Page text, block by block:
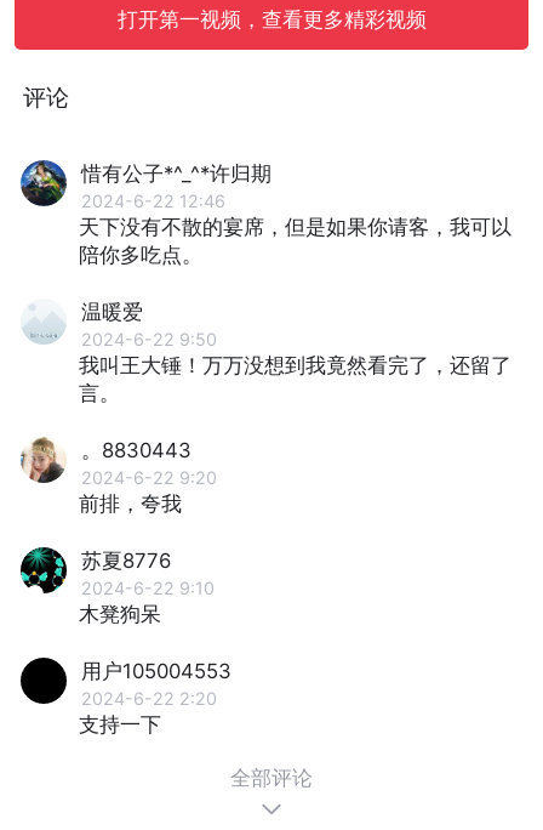
打开第一视频，查看更多精彩视频
评论
惜有公子*^_^*许归期
2024-6-22 12:46
天下没有不散的宴席，但是如果你请客，我可以
陪你多吃点。
温暖爱
2024-6-22 9:50
我叫王大锤！万万没想到我竟然看完了，还留了
言。
。8830443
2024-6-22 9:20
前排，夸我
苏夏8776
2024-6-22 9:10
木凳狗呆
用户105004553
2024-6-22 2:20
支持一下
全部评论